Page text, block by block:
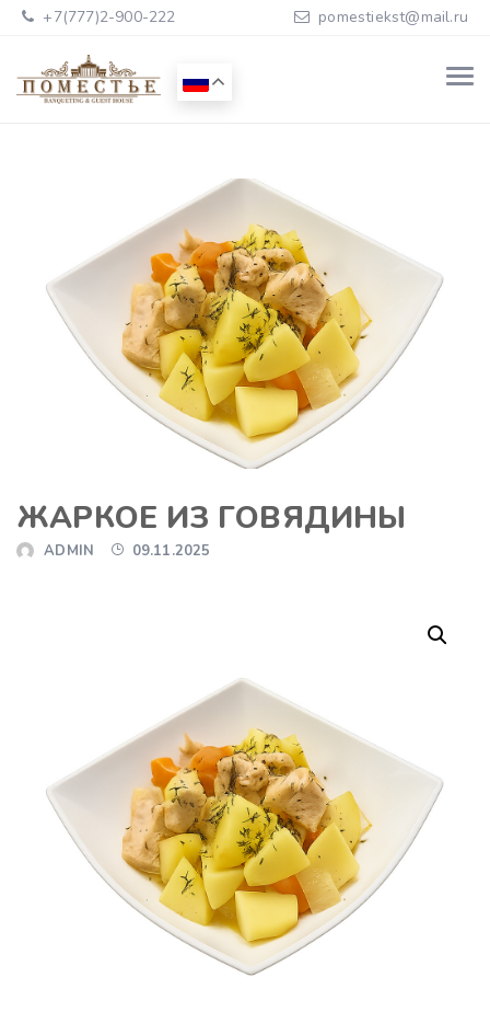
+7(777)2-900-222 pomestiekst@mail.ru
ЖАРКОЕ ИЗ ГОВЯДИНЫ
ADMIN 09.11.2025